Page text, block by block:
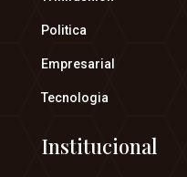
Politica
Empresarial
Tecnologia
Institucional